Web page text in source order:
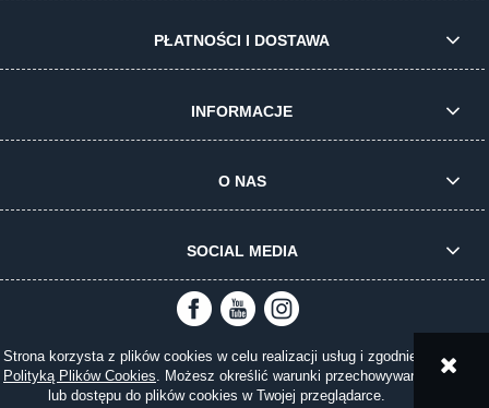
Strona korzysta z plików cookies w celu realizacji usług i zgodnie z
Polityką Plików Cookies. Możesz określić warunki przechowywania
lub dostępu do plików cookies w Twojej przeglądarce.
PŁATNOŚCI I DOSTAWA
INFORMACJE
O NAS
SOCIAL MEDIA
pokaż pełną wersję strony
Sklep internetowy Shoper.pl